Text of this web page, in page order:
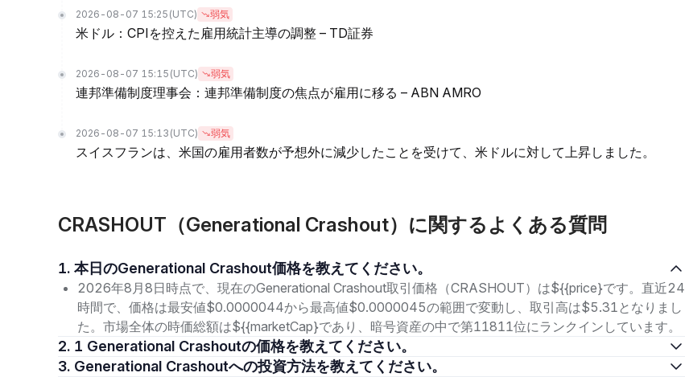
2026-08-07 15:25 (UTC) 弱気
米ドル：CPIを控えた雇用統計主導の調整 – TD証券
2026-08-07 15:15 (UTC) 弱気
連邦準備制度理事会：連邦準備制度の焦点が雇用に移る – ABN AMRO
2026-08-07 15:13 (UTC) 弱気
スイスフランは、米国の雇用者数が予想外に減少したことを受けて、米ドルに対して上昇しました。
CRASHOUT（Generational Crashout）に関するよくある質問
1. 本日のGenerational Crashout価格を教えてください。
2026年8月8日時点で、現在のGenerational Crashout取引価格（CRASHOUT）は${{price}です。直近24
時間で、価格は最安値$0.0000044から最高値$0.0000045の範囲で変動し、取引高は$5.31となりまし
た。市場全体の時価総額は${{marketCap}であり、暗号資産の中で第11811位にランクインしています。
2. 1 Generational Crashoutの価格を教えてください。
3. Generational Crashoutへの投資方法を教えてください。